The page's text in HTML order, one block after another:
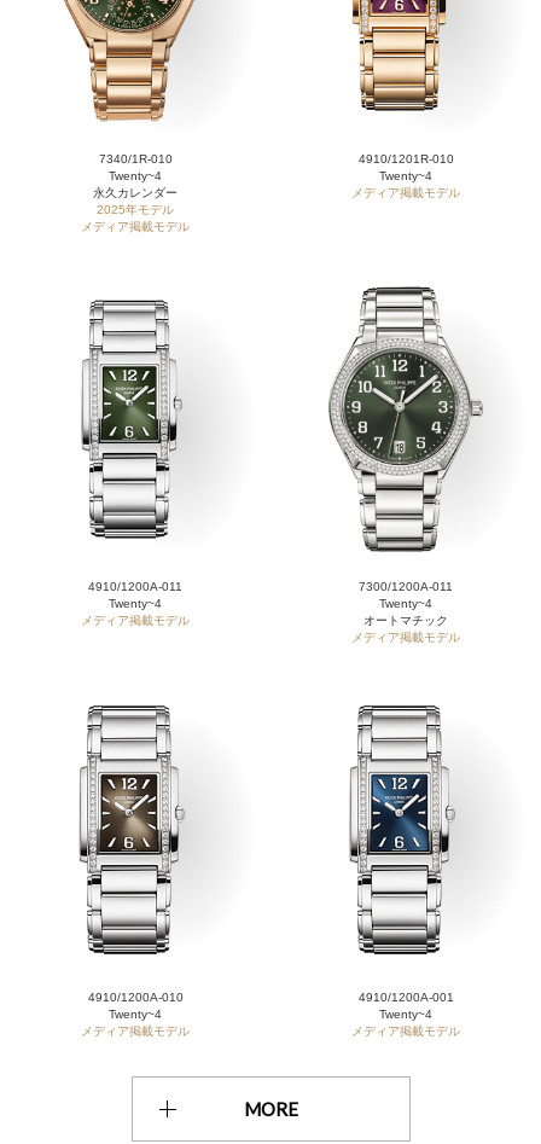
7340/1R-010
Twenty~4
永久カレンダー
2025年モデル
メディア掲載モデル
4910/1201R-010
Twenty~4
メディア掲載モデル
4910/1200A-011
Twenty~4
メディア掲載モデル
7300/1200A-011
Twenty~4
オートマチック
メディア掲載モデル
4910/1200A-010
Twenty~4
メディア掲載モデル
4910/1200A-001
Twenty~4
メディア掲載モデル
MORE